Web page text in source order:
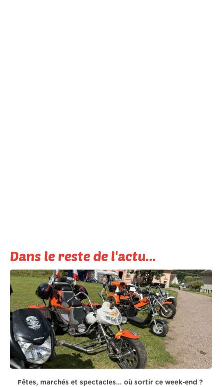
Dans le reste de l'actu...
Fêtes, marchés et spectacles... où sortir ce week-end ?